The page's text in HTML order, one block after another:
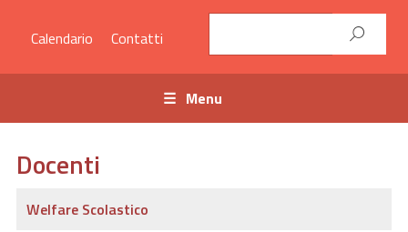
Calendario Contatti
Menu
Docenti
Welfare Scolastico